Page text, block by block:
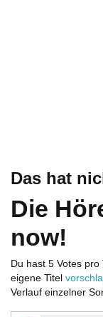
Das hat
Die
now!
Du hast 5 Votes
eigene Titel
Verlauf einzelner